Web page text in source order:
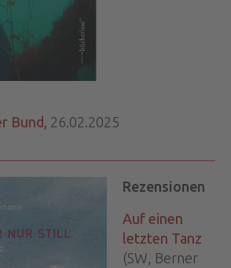
Bund, 26.02.2025
Rezensionen
Auf einen
letzten Tanz
(SW, Berner